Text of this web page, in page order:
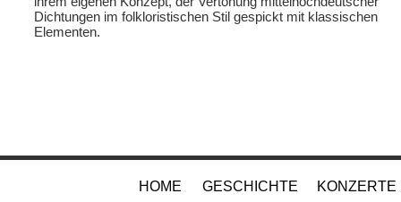
Dichtungen im folkloristischen Stil gespickt mit klassischen
Elementen.
HOME GESCHICHTE KONZERTE